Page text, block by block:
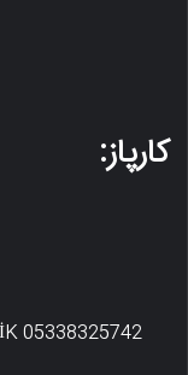
کارپاز:
05338325742